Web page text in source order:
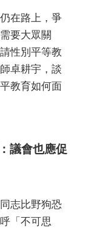
在路上，爭
要大眾關
性別平等教
卓耕宇，談
教育如何面
議會也應促
志比野狗恐
「不可思